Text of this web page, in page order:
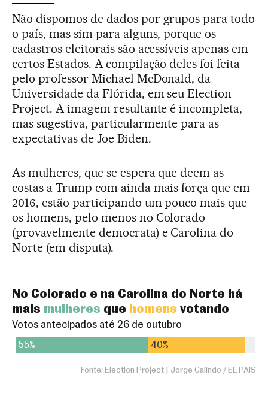
Não dispomos de dados por grupos para todo
o país, mas sim para alguns, porque os
cadastros eleitorais são acessíveis apenas em
certos Estados. A compilação deles foi feita
pelo professor Michael McDonald, da
Universidade da Flórida, em seu Election
Project. A imagem resultante é incompleta,
mas sugestiva, particularmente para as
expectativas de Joe Biden.
As mulheres, que se espera que deem as
costas a Trump com ainda mais força que em
2016, estão participando um pouco mais que
os homens, pelo menos no Colorado
(provavelmente democrata) e Carolina do
Norte (em disputa).